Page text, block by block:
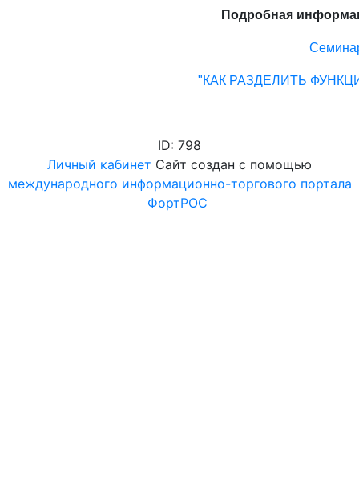
Подробная
"КАК РАЗДЕЛИТЬ
ID: 798
Личный кабинет Сайт создан с помощью
международного информационно-торгового портала
ФортРОС